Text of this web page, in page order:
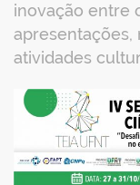
inovação entre
apresentações,
atividades